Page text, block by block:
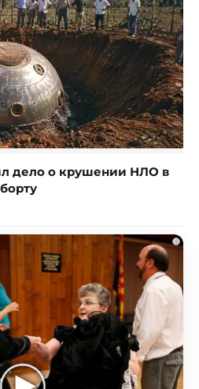
дело о крушении НЛО в
i